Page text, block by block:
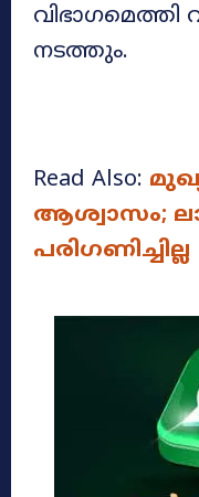
വിഭാ​ഗമെത്തി
നടത്തും.
Read Also:
ആശ്വാസം;
പരിഗണിച്ചില്ല